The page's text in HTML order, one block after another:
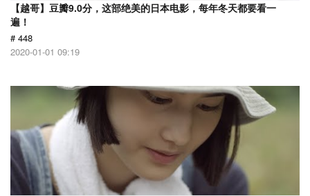
【越哥】豆瓣9.0分，这部绝美的日本电影，每年冬天都要看一
遍！
# 448
2020-01-01 09:19